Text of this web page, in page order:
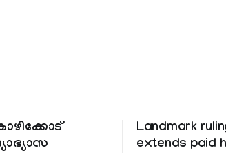
Landmark
extends paid